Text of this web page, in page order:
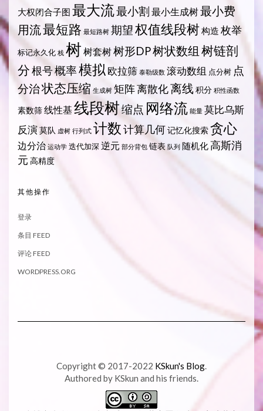
大权闭合子图 最大流最小割 最小生成树最小费
用流最短路 最短路树 期望权值线段树构造 枚举
标记永久化 栈 树 树套树树形DP树状数组 树链剖
分根号概率模拟 欧拉筛 泰勒级数 滚动数组 点分树 点
分治状态压缩 生成树 矩阵离散化离线 积分 积性函数
素数筛线性基 线段树缩点 网络流 能量 莫比乌斯
反演莫队 虚树 行列式 计数计算几何记忆化搜索贪心
边分治 运动学 迭代加深 逆元 部分背包 链表 队列 随机化 高斯消
元 高精度
其他操作
登录
条目 FEED
评论 FEED
WORDPRESS.ORG
Copyright © 2017-2022 KSkun's Blog
Authored by KSkun and his friends.